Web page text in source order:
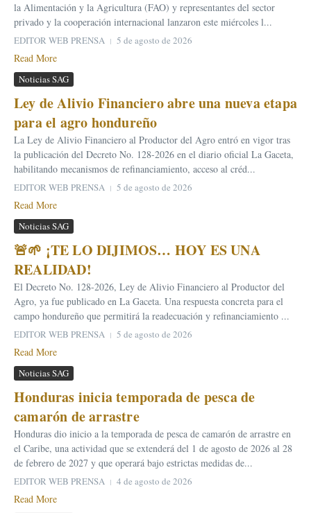
la Alimentación y la Agricultura (FAO) y representantes del sector
privado y la cooperación internacional lanzaron este miércoles l...
EDITOR WEB PRENSA 5 de agosto de 2026
Read More
Noticias SAG
Ley de Alivio Financiero abre una nueva etapa
para el agro hondureño
La Ley de Alivio Financiero al Productor del Agro entró en vigor tras
la publicación del Decreto No. 128-2026 en el diario oficial La Gaceta,
habilitando mecanismos de refinanciamiento, acceso al créd...
EDITOR WEB PRENSA 5 de agosto de 2026
Read More
Noticias SAG
🚨🌱 ¡TE LO DIJIMOS… HOY ES UNA
REALIDAD!
El Decreto No. 128-2026, Ley de Alivio Financiero al Productor del
Agro, ya fue publicado en La Gaceta. Una respuesta concreta para el
campo hondureño que permitirá la readecuación y refinanciamiento ...
EDITOR WEB PRENSA 5 de agosto de 2026
Read More
Noticias SAG
Honduras inicia temporada de pesca de
camarón de arrastre
Honduras dio inicio a la temporada de pesca de camarón de arrastre en
el Caribe, una actividad que se extenderá del 1 de agosto de 2026 al 28
de febrero de 2027 y que operará bajo estrictas medidas de...
EDITOR WEB PRENSA 4 de agosto de 2026
Read More